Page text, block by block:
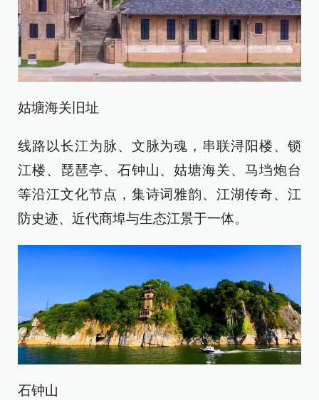
姑塘海关旧址
线路以长江为脉、文脉为魂，串联浔阳楼、锁
江楼、琵琶亭、石钟山、姑塘海关、马垱炮台
等沿江文化节点，集诗词雅韵、江湖传奇、江
防史迹、近代商埠与生态江景于一体。
石钟山